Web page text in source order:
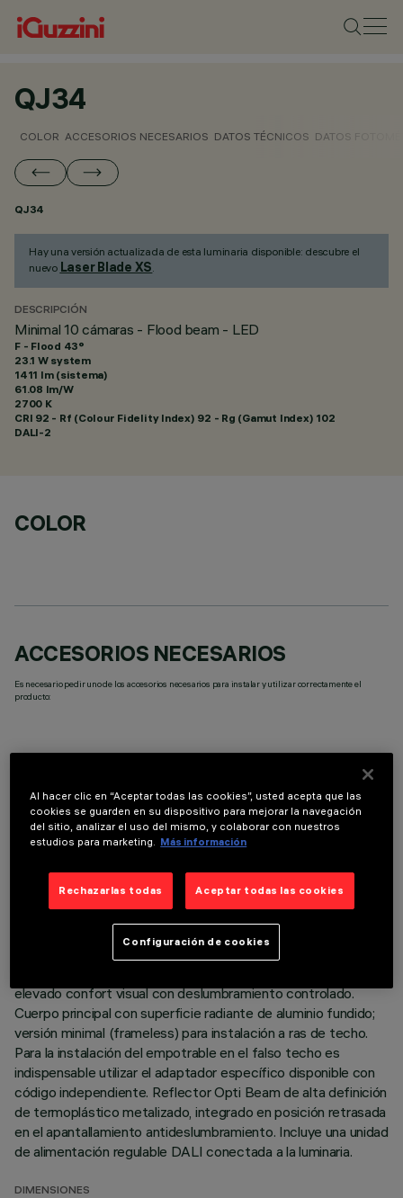
QJ34
COLOR ACCESORIOS NECESARIOS DATOS TÉCNICOS DATOS
QJ34
Hay una versión actualizada de esta luminaria disponible: descubre el
nuevo Laser Blade XS.
DESCRIPCIÓN
Minimal 10 cámaras - Flood beam - LED
F - Flood 43°
23.1 W system
1411 lm (sistema)
61.08 lm/W
2700 K
CRI 92 - Rf (Colour Fidelity Index) 92 - Rg (Gamut Index) 102
DALI-2
COLOR
ACCESORIOS NECESARIOS
Es necesario pedir uno de los accesorios necesarios para instalar y utilizar correctamente el
producto:
DATOS TÉCNICOS
ÚLTIMA ACTUALIZACIÓN: 06/08/2026
Luminaria miniaturizada empotrable lineal con 10 elementos
ópticos para lámparas led - óptica fija No obstante las
elevado confort visual con deslumbramiento controlado.
Cuerpo principal con superficie radiante de aluminio fundido;
versión minimal (frameless) para instalación a ras de techo.
Para la instalación del empotrable en el falso techo es
indispensable utilizar el adaptador específico disponible con
código independiente. Reflector Opti Beam de alta definición
de termoplástico metalizado, integrado en posición retrasada
en el apantallamiento antideslumbramiento. Incluye una unidad
de alimentación regulable DALI conectada a la luminaria.
DIMENSIONES
Al hacer clic en “Aceptar todas las cookies”, usted acepta que las
cookies se guarden en su dispositivo para mejorar la navegación
del sitio, analizar el uso del mismo, y colaborar con nuestros
estudios para marketing. Más información
Rechazarlas todas Aceptar todas las cookies
Configuración de cookies